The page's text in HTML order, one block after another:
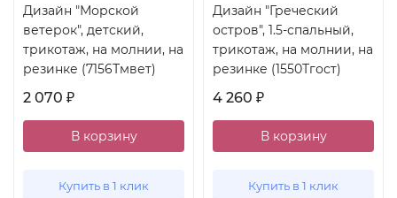
Дизайн "Морской
ветерок", детский,
трикотаж, на молнии, на
резинке (7156Тмвет)
2 070 ₽
В корзину
Купить в 1 клик
Дизайн "Греческий
остров", 1.5-спальный,
трикотаж, на молнии, на
резинке (1550Тгост)
4 260 ₽
В корзину
Купить в 1 клик